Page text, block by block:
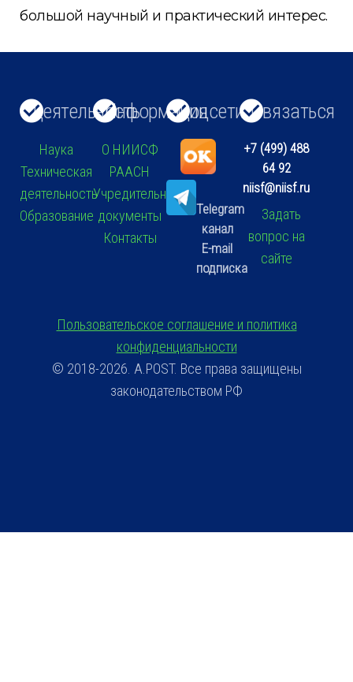
большой научный и практический интерес.
Деятельность
Наука
Техническая
деятельность
Образование
Информация
О НИИСФ
РААСН
Учредительные
документы
Контакты
Соцсети
Telegram
канал
E-mail
подписка
Связаться
+7 (499) 488
64 92
niisf@niisf.ru
Задать
вопрос на
сайте
Пользовательское соглашение и политика
конфиденциальности
© 2018-2026. A.POST. Все права защищены
законодательством РФ